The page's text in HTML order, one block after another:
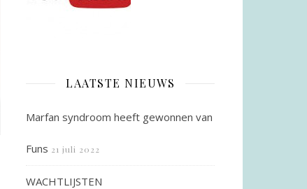
LAATSTE NIEUWS
Marfan syndroom heeft gewonnen van
Funs 21 juli 2022
WACHTLIJSTEN